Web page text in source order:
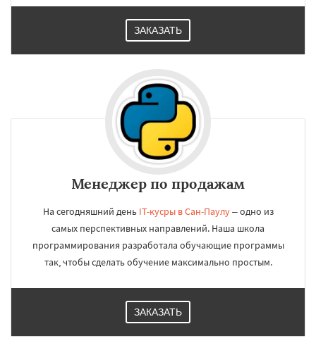
ЗАКАЗАТЬ
Менеджер по продажам
На сегодняшний день IT-кусры в Сан-Паулу– одно из
самых перспективных направлений. Наша школа
программирования разработала обучающие программы
так, чтобы сделать обучение максимально простым.
ЗАКАЗАТЬ